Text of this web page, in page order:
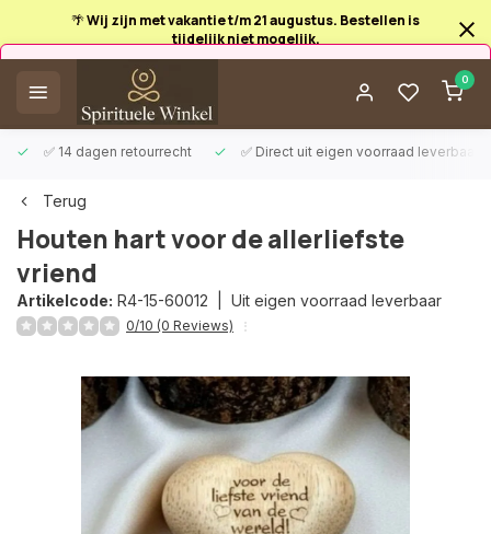
🌴 Wij zijn met vakantie t/m 21 augustus. Bestellen is
tijdelijk niet mogelijk.
0
✅ 14 dagen retourrecht ✅ Direct uit eigen voorraad leverbaar
Afrekenen is uitgeschakeld.
Terug
Houten hart voor de allerliefste
vriend
Artikelcode: R4-15-60012 | Uit eigen voorraad leverbaar
0/10 (0 Reviews)